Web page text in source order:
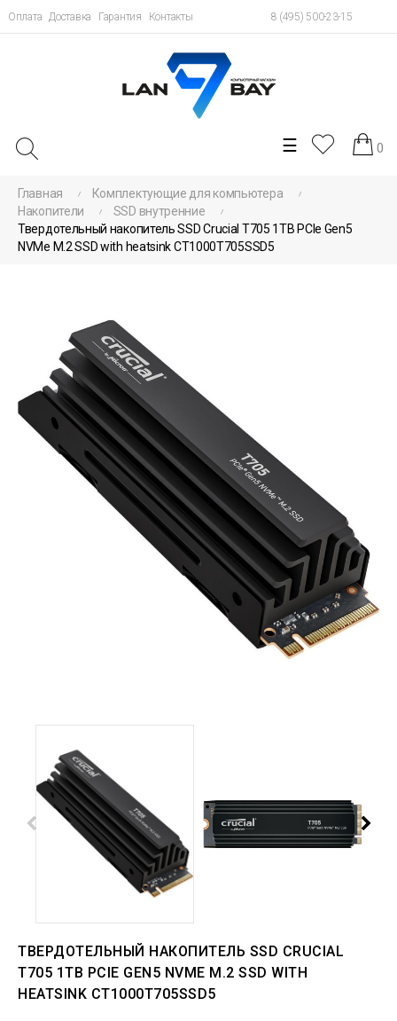
Оплата Доставка Гарантия Контакты 8 (495) 500-23-15
Toggle
navigation
☰ 0
Главная
Комплектующие для компьютера
Накопители
SSD внутренние
Твердотельный накопитель SSD Crucial T705 1TB PCIe Gen5
NVMe M.2 SSD with heatsink CT1000T705SSD5
ТВЕРДОТЕЛЬНЫЙ НАКОПИТЕЛЬ SSD CRUCIAL
T705 1TB PCIE GEN5 NVME M.2 SSD WITH
HEATSINK CT1000T705SSD5